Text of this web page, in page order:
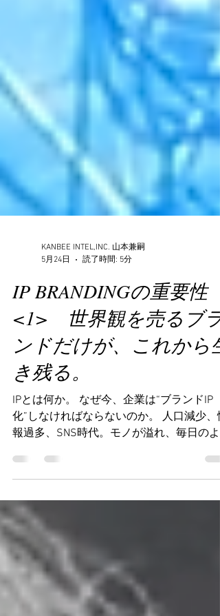
KANBEE INTEL,INC. 山本兼嗣
5月24日
読了時間: 5分
IP BRANDINGの重要性
<1> 世界観を売るブラ
ンドだけが、これから生
き残る。
IPとは何か。 なぜ今、企業は“ブランドIP
化”しなければならないのか。 人口減少、
い商品を作れば売れる」という時代は、静
に終わりを迎えようとしています。どれだ
品質が高くても、どれだけ技術力が優れて
ても、それだけでは人の心は動くことはあ
ません。SNSの出現で、TVや新聞などの一
通行のマスメディアの価値、マスマーケテ
ングの価値は薄れ、時代は大きく変化して